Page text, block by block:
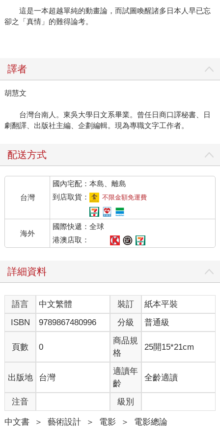
世世代代度過許多成長的歡樂時
這是一本超越單純的動畫論，而試圖喚醒諸多日本人早已忘
卻之「真情」的難得論考。
譯者
胡慧文
台灣台南人。東吳大學日文系畢業。曾任日商口譯秘書、日
劇翻譯、出版社主編、企劃編輯。現為專職文字工作者。
配送方式
台灣
國內宅配：本島、離島
到店取貨：
不限金額免運費
海外
國際快遞：全球
港澳店取：
詳細資料
語言 中文繁體 裝訂
紙本平裝
ISBN
9789867480996 分級 普通級
頁數 0
商品規
格
25開15*21cm
出版地 台灣
適讀年
齡
全齡適讀
注音 級別
中文書 ＞ 藝術設計 ＞ 電影 ＞ 電影總論